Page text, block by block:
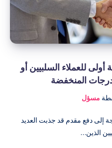
للعملاء السلبيين أو
المنخفضة
مسؤل
إلى دفع مقدم قد جذبت العديد
الذين…